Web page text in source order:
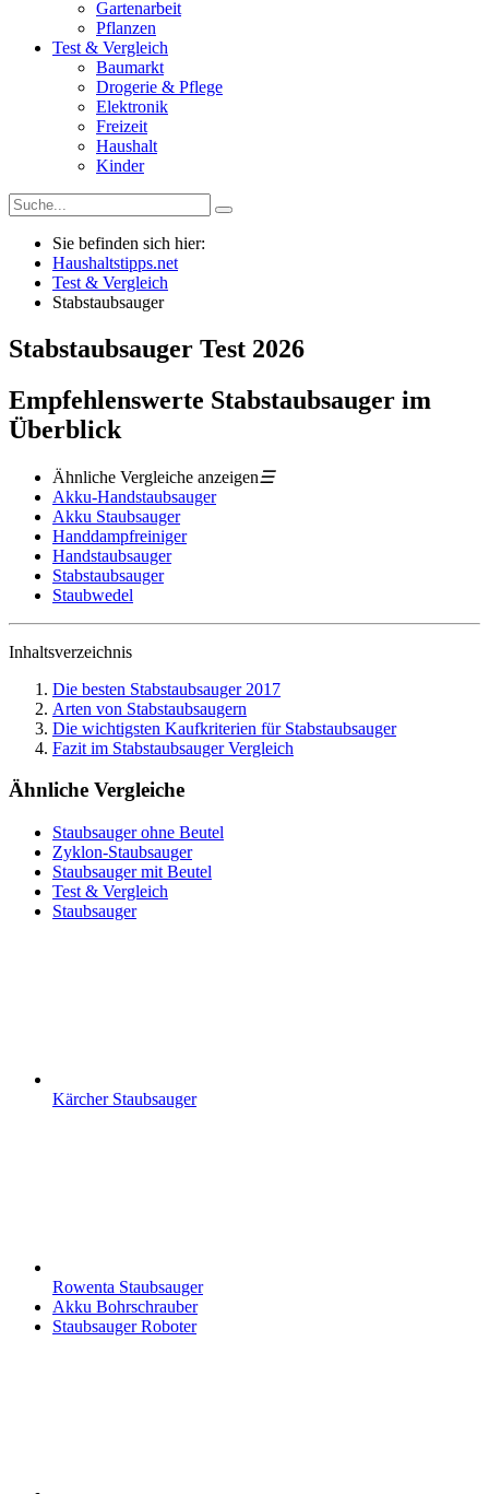
Gartenarbeit
Pflanzen
Test & Vergleich
Baumarkt
Drogerie & Pflege
Elektronik
Freizeit
Haushalt
Kinder
Sie befinden sich hier:
Haushaltstipps.net
Test & Vergleich
Stabstaubsauger
Stabstaubsauger Test 2026
Empfehlenswerte Stabstaubsauger im
Überblick
Ähnliche Vergleiche anzeigen☰
Akku-Handstaubsauger
Akku Staubsauger
Handdampfreiniger
Handstaubsauger
Stabstaubsauger
Staubwedel
Inhaltsverzeichnis
Die besten Stabstaubsauger 2017
Arten von Stabstaubsaugern
Die wichtigsten Kaufkriterien für Stabstaubsauger
Fazit im Stabstaubsauger Vergleich
Ähnliche Vergleiche
Staubsauger ohne Beutel
Zyklon-Staubsauger
Staubsauger mit Beutel
Test & Vergleich
Staubsauger
Kärcher Staubsauger
Rowenta Staubsauger
Akku Bohrschrauber
Staubsauger Roboter